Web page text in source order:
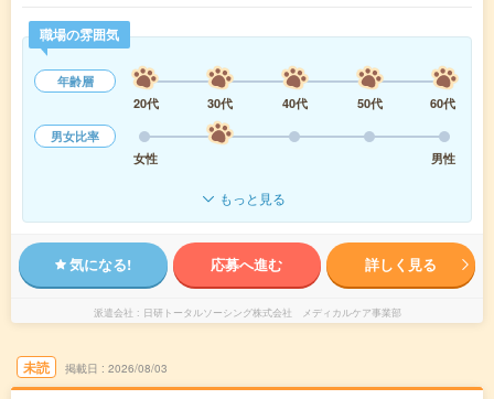
職場の雰囲気
年齢層
20代
30代 40代 50代
60代
男女比率
女性
男性
もっと見る
気になる! 応募へ進む 詳しく見る
派遣会社 日研トータルソーシング株式会社 メディカルケア事業部
未読 掲載日 2026/08/03